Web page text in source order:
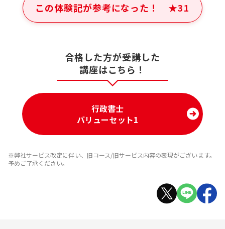
この体験記が参考になった！ ★31
合格した方が受講した
講座はこちら！
行政書士
バリューセット1
※弊社サービス改定に伴い、旧コース/旧サービス内容の表現がございます。
予めご了承ください。